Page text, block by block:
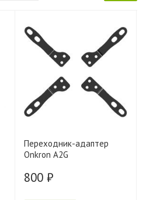
Переходник-адаптер
Onkron A2G
800 ₽